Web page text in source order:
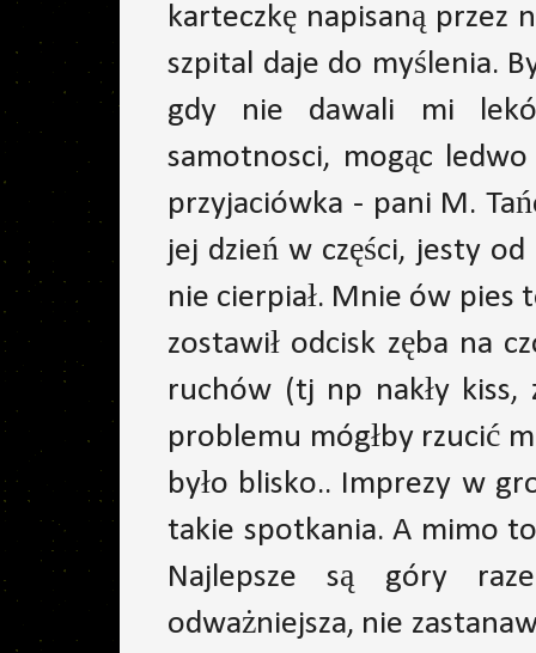
karteczkę napisaną przez
szpital daje do myślenia.
gdy nie dawali mi
samotnosci, mogąc
przyjaciówka - pani M.
jej dzień w części, jesty
nie cierpiał. Mnie ów pies
zostawił odcisk zęba na
ruchów (tj np nakły kiss,
problemu mógłby rzucić
było blisko.. Imprezy w
takie spotkania. A mimo
Najlepsze są góry
odważniejsza, nie